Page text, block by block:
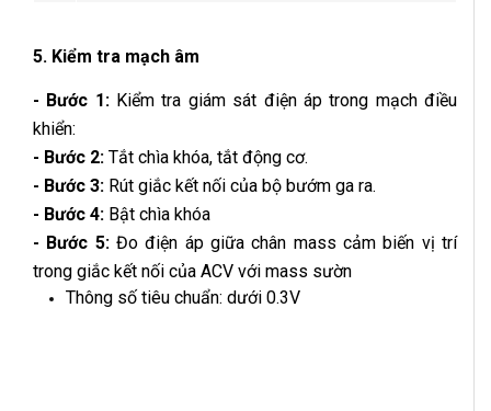
5. Kiểm tra mạch âm
- Bước 1:Kiểm tra giám sát điện áp trong mạch điều
khiển:
- Bước 2: Tắt chìa khóa, tắt động cơ.
- Bước 3: Rút giắc kết nối của bộ bướm ga ra.
- Bước 4: Bật chìa khóa
- Bước 5:Đo điện áp giữa chân mass cảm biến vị trí
trong giắc kết nối của ACV với mass sườn
Thông số tiêu chuẩn: dưới 0.3V